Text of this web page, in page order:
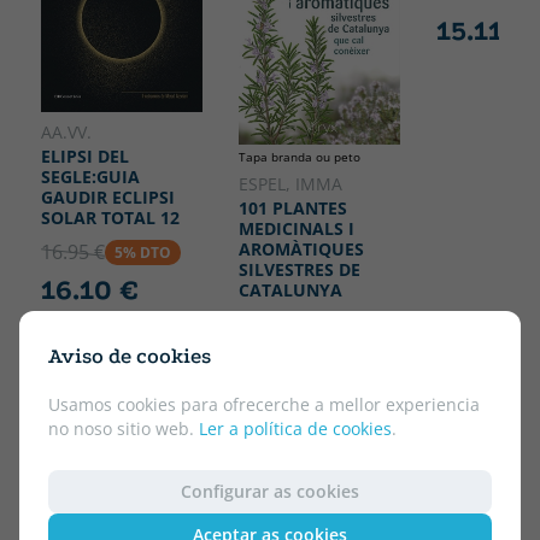
Aviso de cookies
Usamos cookies para ofrecerche a mellor experiencia
no noso sitio web. Ler a política de cookies.
Configurar as cookies
Aceptar as cookies
AA.VV.
ELIPSI DEL
SEGLE:GUIA
GAUDIR ECLIPSI
SOLAR TOTAL 12
16.95 € 5% DTO
16.10 €
Tapa branda ou peto
ESPEL, IMMA
101 PLANTES
MEDICINALS I
AROMÀTIQUES
SILVESTRES DE
CATALUNYA
15.11 €